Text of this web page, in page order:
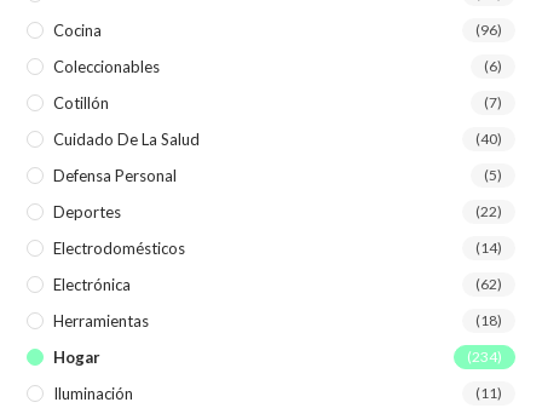
Cocina (96)
Coleccionables (6)
Cotillón (7)
Cuidado De La Salud (40)
Defensa Personal (5)
Deportes (22)
Electrodomésticos (14)
Electrónica (62)
Herramientas (18)
Hogar (234)
Iluminación (11)